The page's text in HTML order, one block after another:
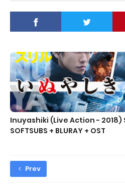
Inuyashiki (Live Action -
SOFTSUBS + BLURAY + OST
Prev